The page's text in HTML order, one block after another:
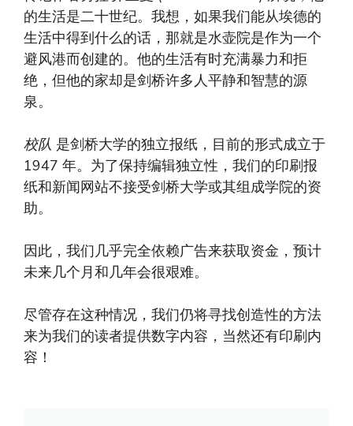
的生活是二十世纪。我想，如果我们能从埃德的
生活中得到什么的话，那就是水壶院是作为一个
避风港而创建的。他的生活有时充满暴力和拒
绝，但他的家却是剑桥许多人平静和智慧的源
泉。
校队 是剑桥大学的独立报纸，目前的形式成立于
1947 年。为了保持编辑独立性，我们的印刷报
纸和新闻网站不接受剑桥大学或其组成学院的资
助。
因此，我们几乎完全依赖广告来获取资金，预计
未来几个月和几年会很艰难。
尽管存在这种情况，我们仍将寻找创造性的方法
来为我们的读者提供数字内容，当然还有印刷内
容！